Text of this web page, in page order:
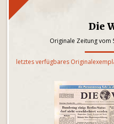
Die
Originale Zeitung vom
letztes verfügbares